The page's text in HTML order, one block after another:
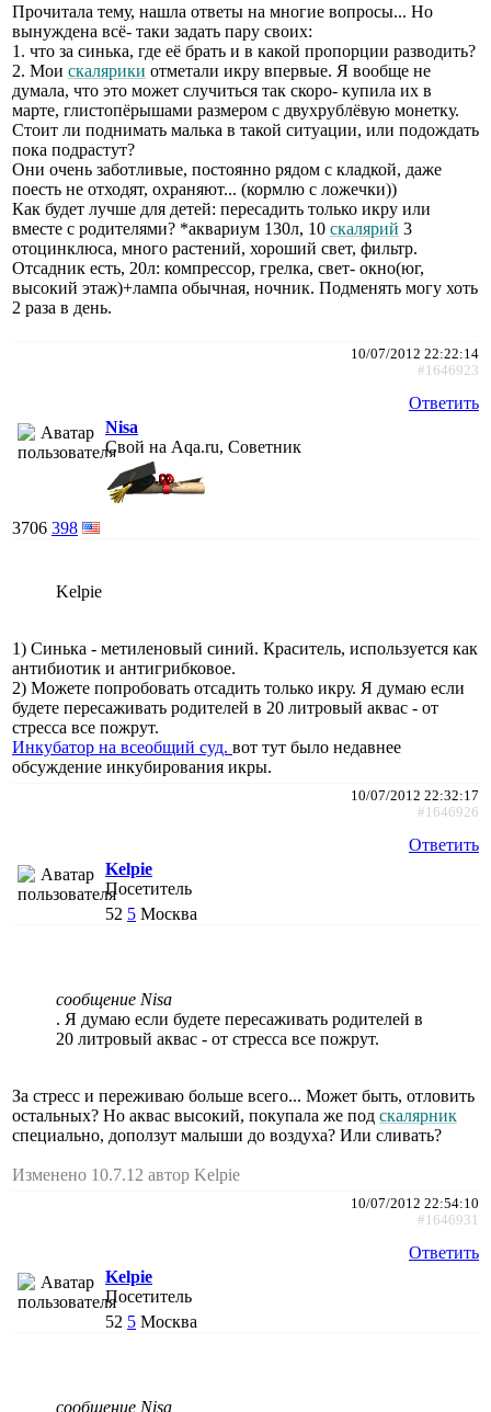
Прочитала тему, нашла ответы на многие вопросы... Но
вынуждена всё- таки задать пару своих:
1. что за синька, где её брать и в какой пропорции разводить?
2. Мои скалярики отметали икру впервые. Я вообще не
думала, что это может случиться так скоро- купила их в
марте, глистопёрышами размером с двухрублёвую монетку.
Стоит ли поднимать малька в такой ситуации, или подождать
пока подрастут?
Они очень заботливые, постоянно рядом с кладкой, даже
поесть не отходят, охраняют... (кормлю с ложечки))
Как будет лучше для детей: пересадить только икру или
вместе с родителями? *аквариум 130л, 10 скалярий 3
отоцинклюса, много растений, хороший свет, фильтр.
Отсадник есть, 20л: компрессор, грелка, свет- окно(юг,
высокий этаж)+лампа обычная, ночник. Подменять могу хоть
2 раза в день.
10/07/2012 22:22:14
#1646923
Ответить
Nisa
Свой на Aqa.ru, Советник
3706 398
Kelpie
1) Синька - метиленовый синий. Краситель, используется как
антибиотик и антигрибковое.
2) Можете попробовать отсадить только икру. Я думаю если
будете пересаживать родителей в 20 литровый аквас - от
стресса все пожрут.
Инкубатор на всеобщий суд. вот тут было недавнее
обсуждение инкубирования икры.
10/07/2012 22:32:17
#1646926
Ответить
Kelpie
Посетитель
52 5 Москва
сообщение Nisa
. Я думаю если будете пересаживать родителей в
20 литровый аквас - от стресса все пожрут.
За стресс и переживаю больше всего... Может быть, отловить
остальных? Но аквас высокий, покупала же под скалярник
специально, доползут малыши до воздуха? Или сливать?
Изменено 10.7.12 автор Kelpie
10/07/2012 22:54:10
#1646931
Ответить
Kelpie
Посетитель
52 5 Москва
сообщение Nisa